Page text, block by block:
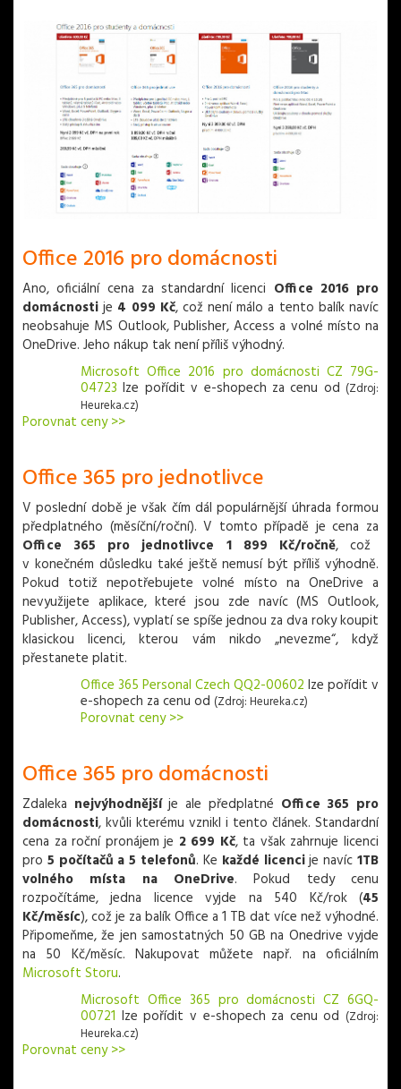
Office 2016 pro domácnosti
Ano, oficiální cena za standardní licenci Office 2016 pro
domácnostije 4 099 Kč, což není málo a tento balík navíc
neobsahuje MS Outlook, Publisher, Access a volné místo na
OneDrive. Jeho nákup tak není příliš výhodný.
Microsoft Office 2016 pro domácnosti CZ 79G-
04723 lze pořídit v e-shopech za cenu od (Zdroj:
Heureka.cz)
Porovnat ceny >>
Office 365 pro jednotlivce
V poslední době je však čím dál populárnější úhrada formou
předplatného (měsíční/roční). V tomto případě je cena za
Office 365 pro jednotlivce 1 899 Kč/ročně, což
v konečném důsledku také ještě nemusí být příliš výhodně.
Pokud totiž nepotřebujete volné místo na OneDrive a
nevyužijete aplikace, které jsou zde navíc (MS Outlook,
Publisher, Access), vyplatí se spíše jednou za dva roky koupit
klasickou licenci, kterou vám nikdo „nevezme“, když
přestanete platit.
Office 365 Personal Czech QQ2-00602 lze pořídit v
e-shopech za cenu od (Zdroj: Heureka.cz)
Porovnat ceny >>
Office 365 pro domácnosti
Zdaleka nejvýhodnějšíje ale předplatné Office 365 pro
domácnosti, kvůli kterému vznikl i tento článek. Standardní
cena za roční pronájem je 2 699 Kč, ta však zahrnuje licenci
pro 5 počítačů a 5 telefonů. Ke každé licencije navíc 1TB
volného místa na OneDrive. Pokud tedy cenu
rozpočítáme, jedna licence vyjde na 540 Kč/rok (45
Kč/měsíc), což je za balík Office a 1 TB dat více než výhodné.
Připomeňme, že jen samostatných 50 GB na Onedrive vyjde
na 50 Kč/měsíc. Nakupovat můžete např. na oficiálním
Microsoft Storu.
Microsoft Office 365 pro domácnosti CZ 6GQ-
00721 lze pořídit v e-shopech za cenu od (Zdroj:
Heureka.cz)
Porovnat ceny >>